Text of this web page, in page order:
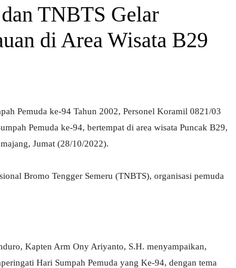
TNBTS Gelar
di Area Wisata B29
Pemuda ke-94 Tahun 2002, Personel Koramil 0821/03
Pemuda ke-94, bertempat di area wisata Puncak B29,
Jumat (28/10/2022).
Bromo Tengger Semeru (TNBTS), organisasi pemuda
Kapten Arm Ony Ariyanto, S.H. menyampaikan,
Hari Sumpah Pemuda yang Ke-94, dengan tema